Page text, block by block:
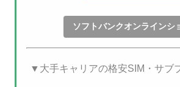
ソフトバンクオンラインシ
▼大手キャリアの格安SIM・サブ